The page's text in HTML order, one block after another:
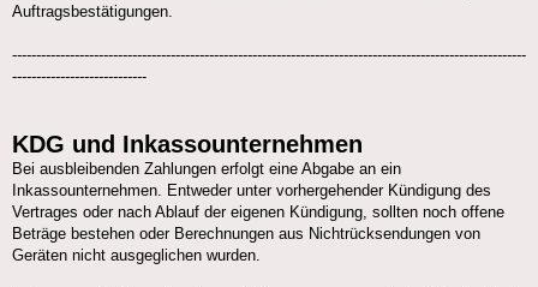
Auftragsbestätigungen.
-----------------------------------------------------------------------------------------------------------
----------------------------
KDG und Inkassounternehmen
Bei ausbleibenden Zahlungen erfolgt eine Abgabe an ein
Inkassounternehmen. Entweder unter vorhergehender Kündigung des
Vertrages oder nach Ablauf der eigenen Kündigung, sollten noch offene
Beträge bestehen oder Berechnungen aus Nichtrücksendungen von
Geräten nicht ausgeglichen wurden.